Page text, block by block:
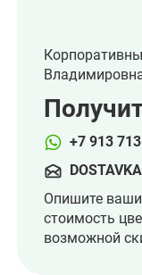
+7 913
Опишите ваши
стоимость
возможной